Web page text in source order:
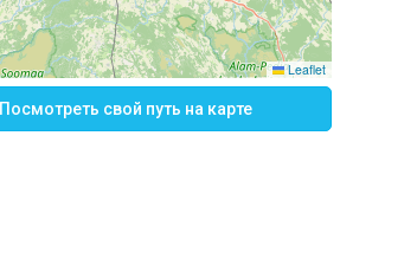
Leaflet
Посмотреть свой путь на карте